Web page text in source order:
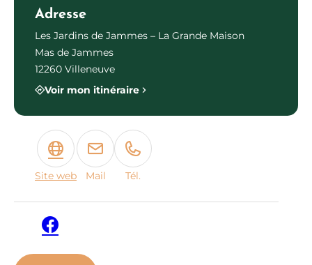
Adresse
Les Jardins de Jammes – La Grande Maison
Mas de Jammes
12260 Villeneuve
Voir mon itinéraire
Site web Mail Tél.
Facebook